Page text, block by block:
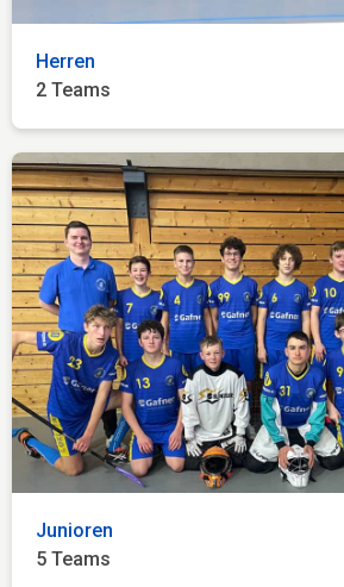
Herren
2 Teams
Junioren
5 Teams